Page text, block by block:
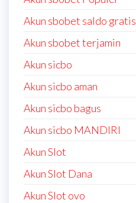
Akun sbobet saldo gratis
Akun sbobet terjamin
Akun sicbo
Akun sicbo aman
Akun sicbo bagus
Akun sicbo MANDIRI
Akun Slot
Akun Slot Dana
Akun Slot ovo